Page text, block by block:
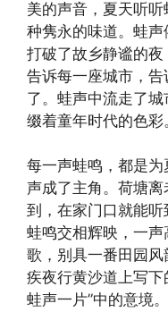
美的声音，夏天听
种隽永的味道。蛙
打破了故乡静谧的夜
告诉每一座城市，
了。蛙声中流走了
缀着童年时代的色彩
每一声蛙鸣，都是
声成了主角。荷塘
到，在家门口就能
蛙鸣交相辉映，一
歌，别具一番田园
疾夜行黄沙道上写下
蛙声一片”中的意境